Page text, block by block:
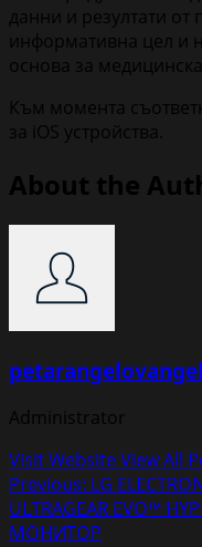
данни и резултати от
информативна цел и
основа за
Към момента
за iOS устройства.
About the
Administrator
Visit WebsiteView All
Post
navigation
Previous: LG
ULTRAGEAR EVO™
МОНИТОР